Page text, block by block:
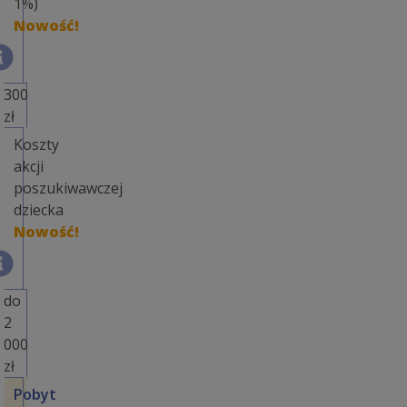
Nowość!
300
zł
Koszty
akcji
poszukiwawczej
dziecka
Nowość!
do
2
000
zł
Pobyt